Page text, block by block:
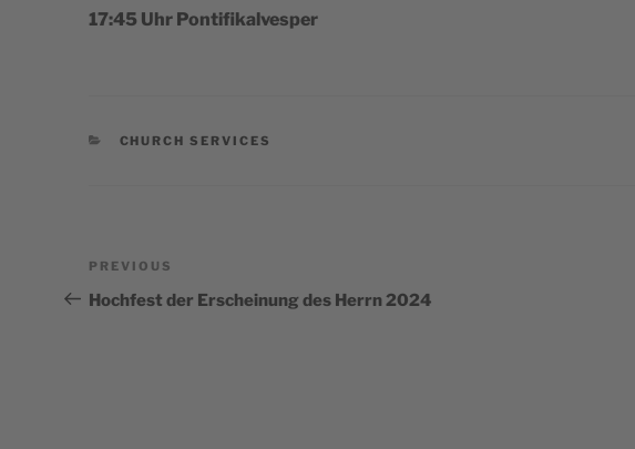
17:45 Uhr Pontifikalvesper
CATEGORIES
CHURCH SERVICES
Post
navigation
Previous
Post
PREVIOUS
Hochfest der Erscheinung des Herrn 2024